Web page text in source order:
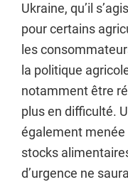
Ukraine, qu’il
pour certains
les
la politique
notamment être
plus en difficulté.
également
stocks
d’urgence ne